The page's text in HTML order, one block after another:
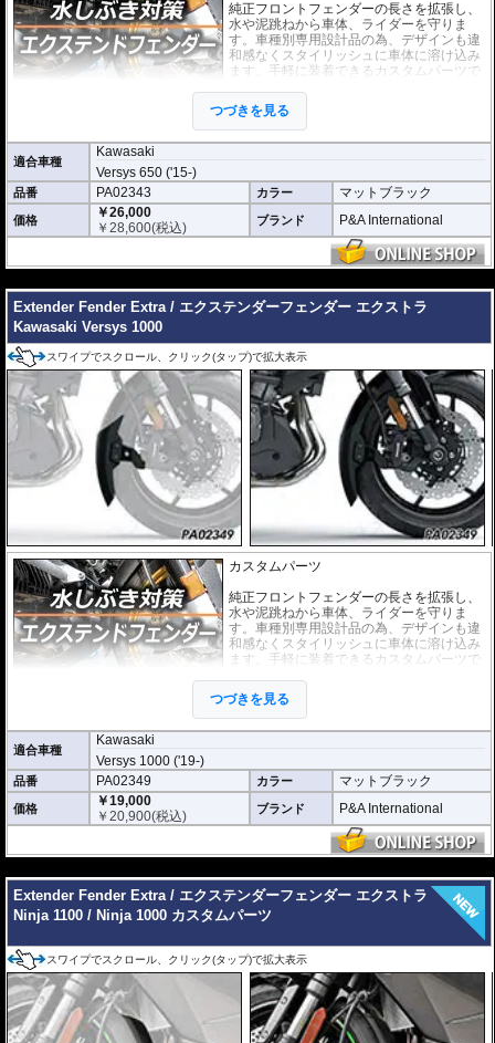
純正フロントフェンダーの長さを拡張し、
水や泥跳ねから車体、ライダーを守りま
す。車種別専用設計品の為、デザインも違
和感なくスタイリッシュに車体に溶け込み
ます。手軽に装着できるカスタムパーツで
このエクストラシリーズは標準のエクステ
ンダーフェンダーシリーズよりも大幅に長
くなっており、その効果を最大限発揮します。またブレースバーを装備するこ
とで、ハードな走りでもフェンダーの振動を抑えます。
どのような効果があるパーツですか？
純正フロントフェンダーの長さを拡張し、水や泥跳ねから車体、ライダーを強
力に守ります。
エクストラシリーズは標準のエクステンダーフェンダーよりも大幅に長く設計
されており、保護効果を最大限発揮します。付属のブラケットによりハードな
走行時の振動も抑制します。
つづきを見る
適合車種
Kawasaki
Versys 650 ('15-)
品番 PA02343 カラー マットブラック
価格
￥26,000
￥28,600(税込) ブランド P&A International
Extender Fender Extra / エクステンダーフェンダー エクストラ
Kawasaki Versys 1000
スワイプでスクロール、クリック(タップ)で拡大表示
カスタムパーツ
純正フロントフェンダーの長さを拡張し、
水や泥跳ねから車体、ライダーを守りま
す。車種別専用設計品の為、デザインも違
和感なくスタイリッシュに車体に溶け込み
ます。手軽に装着できるカスタムパーツで
このエクストラシリーズは標準のエクステ
ンダーフェンダーシリーズよりも大幅に長
くなっており、その効果を最大限発揮します。またブレースバーを装備するこ
とで、ハードな走りでもフェンダーの振動を抑えます。
どのような効果があるパーツですか？
純正フロントフェンダーの長さを拡張し、水や泥跳ねから車体、ライダーを強
力に守ります。
エクストラシリーズは標準のエクステンダーフェンダーよりも大幅に長く設計
されており、保護効果を最大限発揮します。付属のブラケットによりハードな
走行時の振動も抑制します。
つづきを見る
適合車種
Kawasaki
Versys 1000 ('19-)
品番 PA02349 カラー マットブラック
価格
￥19,000
￥20,900(税込) ブランド P&A International
Extender Fender Extra / エクステンダーフェンダー エクストラ
Ninja 1100 / Ninja 1000 カスタムパーツ
スワイプでスクロール、クリック(タップ)で拡大表示